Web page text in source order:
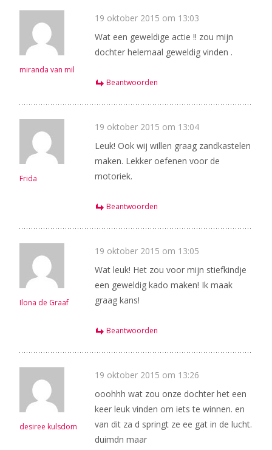
miranda van mil
19 oktober 2015 om 13:03
Wat een geweldige actie !! zou mijn
dochter helemaal geweldig vinden .
Beantwoorden
Frida
19 oktober 2015 om 13:04
Leuk! Ook wij willen graag zandkastelen
maken. Lekker oefenen voor de
motoriek.
Beantwoorden
Ilona de Graaf
19 oktober 2015 om 13:05
Wat leuk! Het zou voor mijn stiefkindje
een geweldig kado maken! Ik maak
graag kans!
Beantwoorden
desiree kulsdom
19 oktober 2015 om 13:26
ooohhh wat zou onze dochter het een
keer leuk vinden om iets te winnen. en
van dit za d springt ze ee gat in de lucht.
duimdn maar